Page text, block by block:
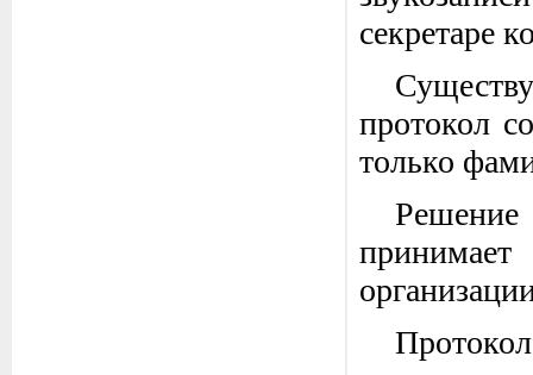
секретаре
протокол
только
принимает